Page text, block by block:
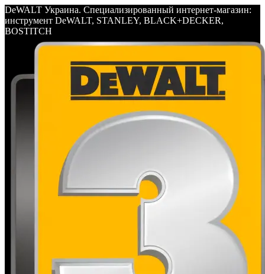
DeWALT Украина. Специализированный интернет-магазин:
инструмент DeWALT, STANLEY, BLACK+DECKER,
BOSTITCH